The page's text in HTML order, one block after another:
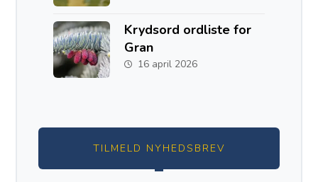
Krydsord ordliste for
Gran
16 april 2026
TILMELD NYHEDSBREV